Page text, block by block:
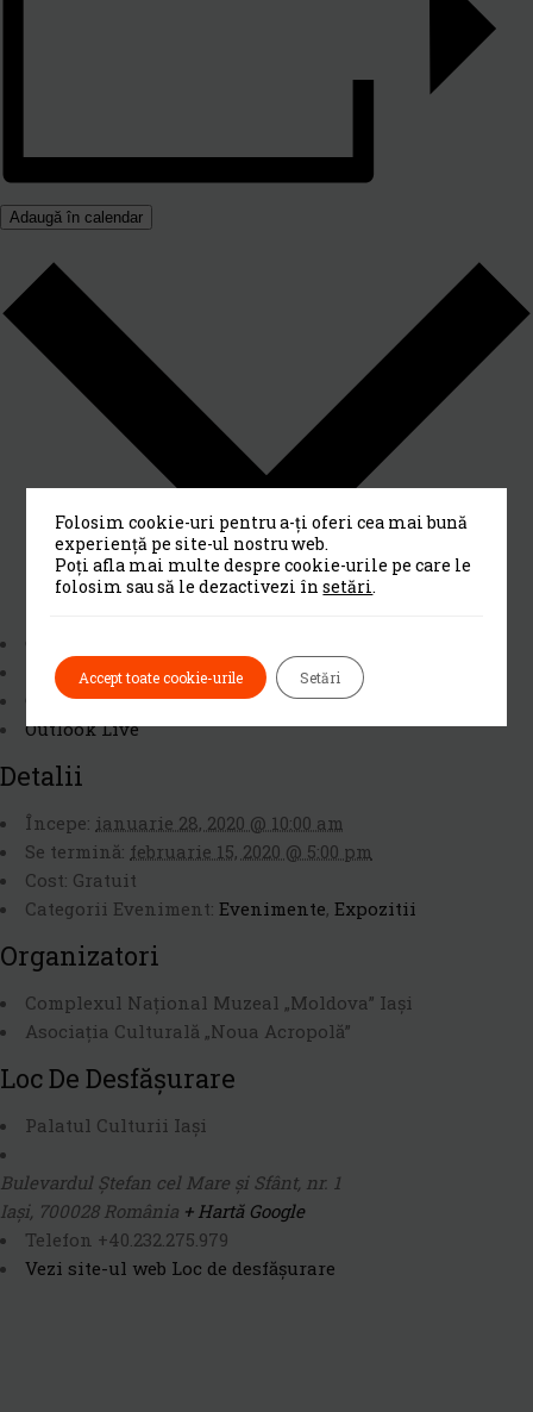
Adaugă în calendar
iCalendar
Outlook 365
Outlook Live
Detalii
Începe: ianuarie 28, 2020 @ 10:00 am
Se termină: februarie 15, 2020 @ 5:00 pm
Cost: Gratuit
Categorii Eveniment: Evenimente, Expozitii
Organizatori
Complexul Naţional Muzeal „Moldova” Iaşi
Asociația Culturală „Noua Acropolă”
Loc De Desfășurare
Palatul Culturii Iași
Bulevardul Ștefan cel Mare și Sfânt, nr. 1
Iași, 700028 România + Hartă Google
Telefon +40.232.275.979
Vezi site-ul web Loc de desfășurare
Folosim cookie-uri pentru a-ți oferi cea mai bună
experiență pe site-ul nostru web.
Poți afla mai multe despre cookie-urile pe care le
folosim sau să le dezactivezi însetări.
Accept toate cookie-urile Setări